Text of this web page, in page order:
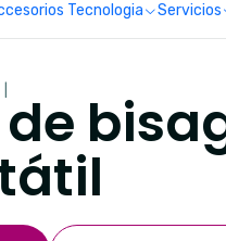
Tecnologia Servicios